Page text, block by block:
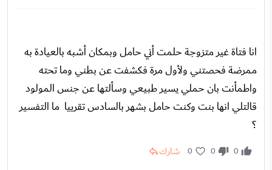
انا فتاة غير متزوجة حلمت أني حامل وبمكان أشبه بالعيادة به
ممرضة فحصتني ولأول مرة فكشفت عن بطني وما تحته
واطمأنت بان حملي يسير طبيعي وسألتها عن جنس المولود
قالتلي انها بنت وكنت حامل بشهر بالسادس تقرييا ما التفسير
؟
0
0
0 شارك